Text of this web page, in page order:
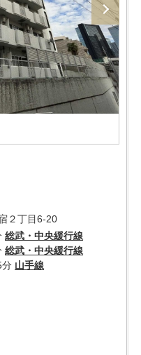
２丁目6-20
総武・中央緩行線
総武・中央緩行線
分 山手線